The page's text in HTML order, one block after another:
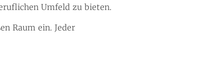
Umfeld zu bieten.
Raum ein. Jeder